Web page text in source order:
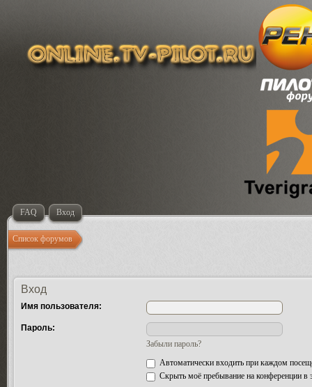
FAQ Вход
Список форумов
Вход
Имя пользователя:
Пароль:
Забыли пароль?
Автоматически входить при каждом
Скрыть моё пребывание на конференции в